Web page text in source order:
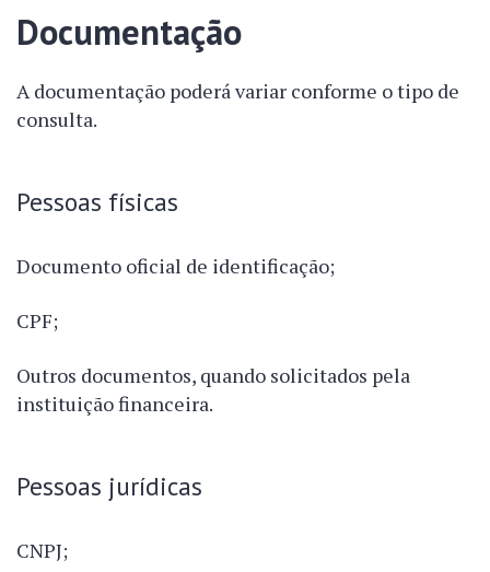
Documentação
A documentação poderá variar conforme o tipo de
consulta.
Pessoas físicas
Documento oficial de identificação;
CPF;
Outros documentos, quando solicitados pela
instituição financeira.
Pessoas jurídicas
CNPJ;